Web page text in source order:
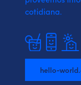
cotidiana.
hello-